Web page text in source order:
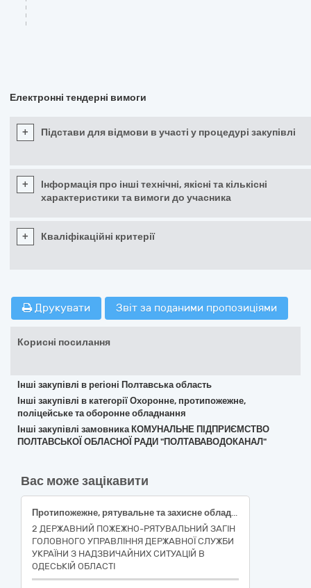
Електронні тендерні вимоги
+ Підстави для відмови в участі у процедурі закупівлі
+
Інформація про інші технічні, якісні та кількісні
характеристики та вимоги до учасника
+ Кваліфікаційні критерії
Друкувати Звіт за поданими пропозиціями
Корисні посилання
Інші закупівлі в регіоні Полтавська область
Інші закупівлі в категорії Охоронне, протипожежне,
поліцейське та оборонне обладнання
Інші закупівлі замовника КОМУНАЛЬНЕ ПІДПРИЄМСТВО
ПОЛТАВСЬКОЇ ОБЛАСНОЇ РАДИ "ПОЛТАВАВОДОКАНАЛ"
Вас може зацікавити
Протипожежне, рятувальне та захисне обладнання ДК 021:2015: 35110000-8 (Захисний одяг для пожежника (Костюм спеціальний захисний))
2 ДЕРЖАВНИЙ ПОЖЕЖНО-РЯТУВАЛЬНИЙ ЗАГІН
ГОЛОВНОГО УПРАВЛІННЯ ДЕРЖАВНОЇ СЛУЖБИ
УКРАЇНИ З НАДЗВИЧАЙНИХ СИТУАЦІЙ В
ОДЕСЬКІЙ ОБЛАСТІ